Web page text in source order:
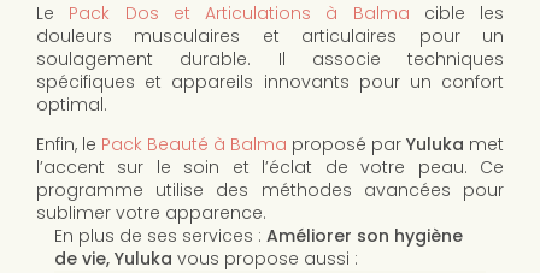
Le Pack Dos et Articulations à Balma cible les
douleurs musculaires et articulaires pour un
soulagement durable. Il associe techniques
spécifiques et appareils innovants pour un confort
optimal.
Enfin, le Pack Beauté à Balma proposé par Yuluka met
l’accent sur le soin et l’éclat de votre peau. Ce
programme utilise des méthodes avancées pour
sublimer votre apparence.
En plus de ses services : Améliorer son hygiène
de vie, Yuluka vous propose aussi :